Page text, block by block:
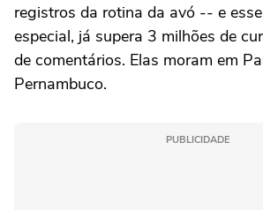
registros da rotina da avó -- e
especial, já supera 3 milhões de
de comentários. Elas moram em
Pernambuco.
PUBLICIDADE